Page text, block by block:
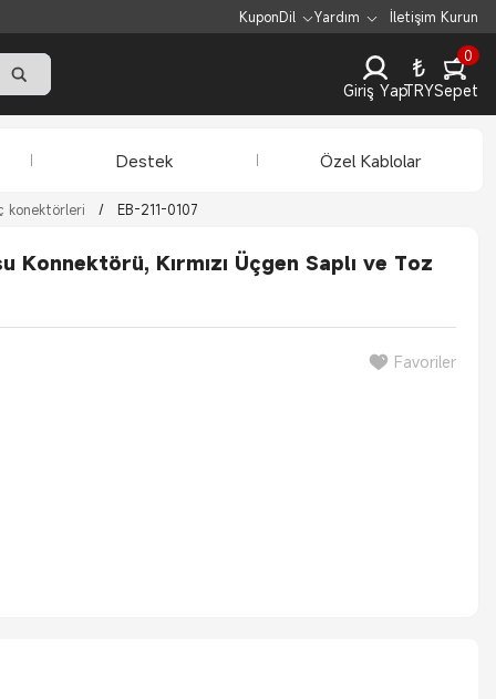
KuponDil Yardım İletişim Kurun
Giriş Yap
₺
TRY
0
Sepet
Destek Özel Kablolar
konektörleri / EB-211-0107
Konnektörü, Kırmızı Üçgen Saplı ve Toz
Favoriler